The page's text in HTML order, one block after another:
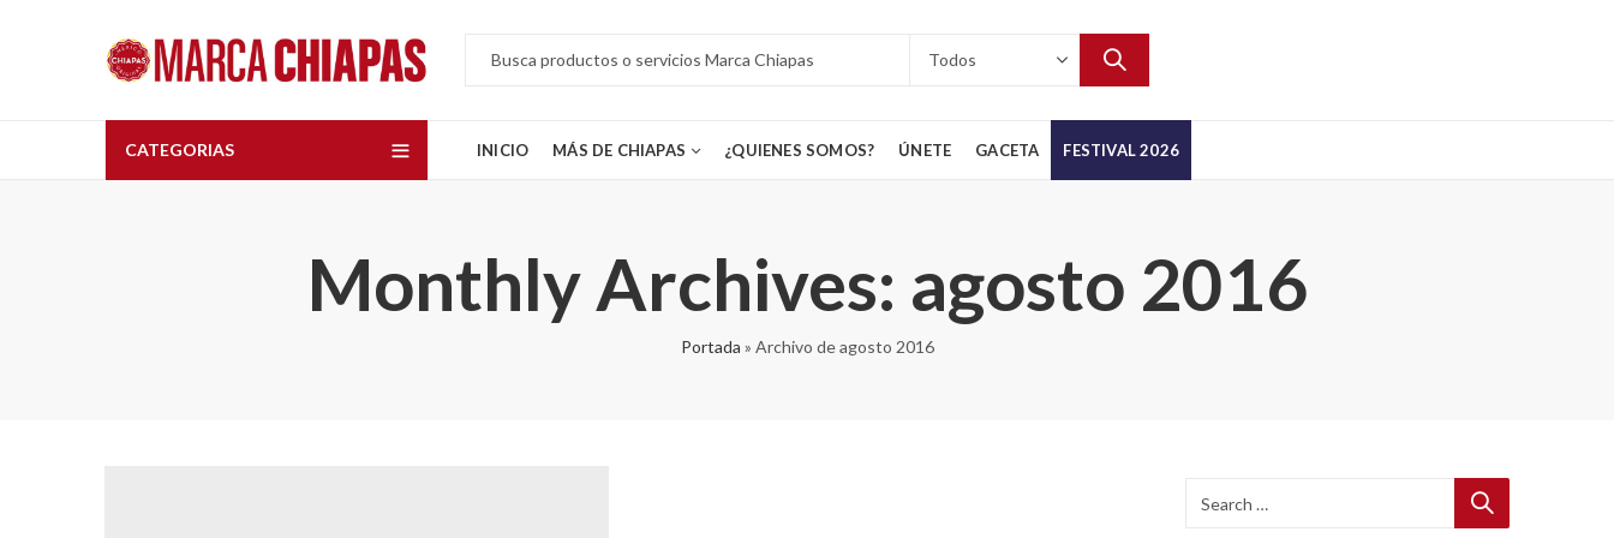
CATEGORIAS INICIO MÁS DE CHIAPAS ¿QUIENES SOMOS? ÚNETE GACETA FESTIVAL 2026
Monthly Archives: agosto 2016
Portada » Archivo de agosto 2016